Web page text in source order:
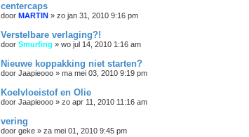
centercaps
door MARTIN » zo jan 31, 2010 9:16 pm
Verstelbare verlaging?!
door Smurfing » wo jul 14, 2010 1:16 am
Nieuwe koppakking niet starten?
door Jaapieooo » ma mei 03, 2010 9:19 pm
Koelvloeistof en Olie
door Jaapieooo » zo apr 11, 2010 11:16 am
vering
door geke » za mei 01, 2010 9:45 pm